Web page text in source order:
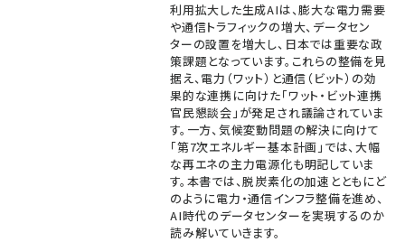
利用拡大した生成AIは、膨大な電力需要
や通信トラフィックの増大、データセン
ターの設置を増大し、日本では重要な政
策課題となっています。これらの整備を見
据え、電力（ワット）と通信（ビット）の効
果的な連携に向けた「ワット・ビット連携
官民懇談会」が発足され議論されていま
す。一方、気候変動問題の解決に向けて
「第7次エネルギー基本計画」では、大幅
な再エネの主力電源化も明記していま
す。本書では、脱炭素化の加速とともにど
のように電力・通信インフラ整備を進め、
AI時代のデータセンターを実現するのか
読み解いていきます。